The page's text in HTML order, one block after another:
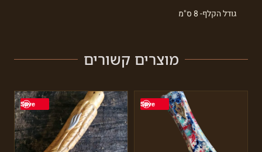
גודל הקלף- 8 ס"מ
מוצרים קשורים
Save
Save